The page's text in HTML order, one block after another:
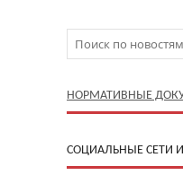
НОРМАТИВНЫЕ
CОЦИАЛЬНЫЕ СЕТИ И